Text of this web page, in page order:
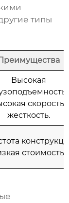
типы
Высокая
скорость,
жесткость.
стоимость.